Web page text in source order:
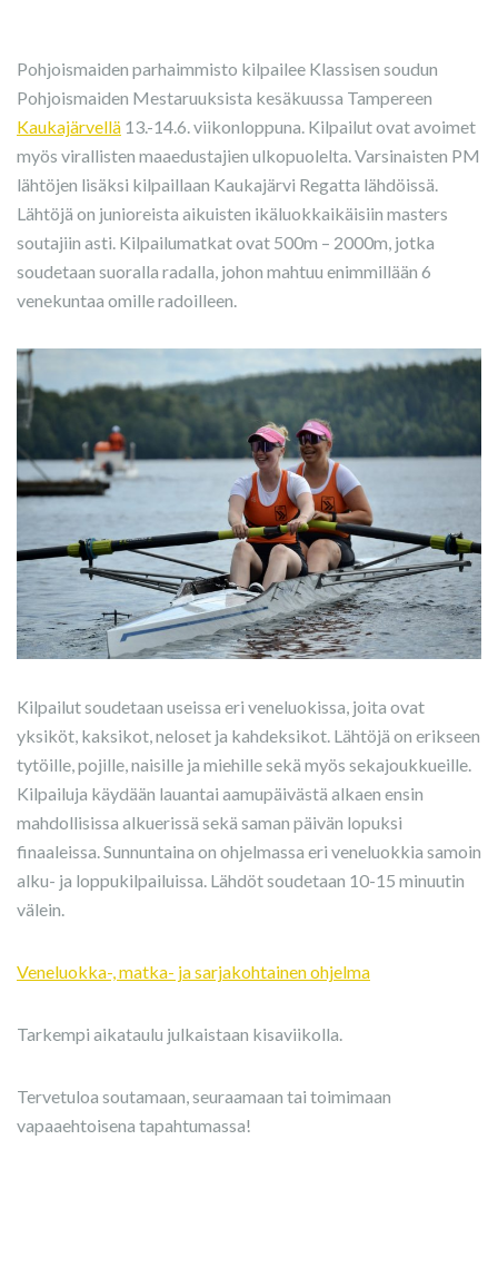
Pohjoismaiden parhaimmisto kilpailee Klassisen soudun
Pohjoismaiden Mestaruuksista kesäkuussa Tampereen
Kaukajärvellä 13.-14.6. viikonloppuna. Kilpailut ovat avoimet
myös virallisten maaedustajien ulkopuolelta. Varsinaisten PM
lähtöjen lisäksi kilpaillaan Kaukajärvi Regatta lähdöissä.
Lähtöjä on junioreista aikuisten ikäluokkaikäisiin masters
soutajiin asti. Kilpailumatkat ovat 500m – 2000m, jotka
soudetaan suoralla radalla, johon mahtuu enimmillään 6
venekuntaa omille radoilleen.
Kilpailut soudetaan useissa eri veneluokissa, joita ovat
yksiköt, kaksikot, neloset ja kahdeksikot. Lähtöjä on erikseen
tytöille, pojille, naisille ja miehille sekä myös sekajoukkueille.
Kilpailuja käydään lauantai aamupäivästä alkaen ensin
mahdollisissa alkuerissä sekä saman päivän lopuksi
finaaleissa. Sunnuntaina on ohjelmassa eri veneluokkia samoin
alku- ja loppukilpailuissa. Lähdöt soudetaan 10-15 minuutin
välein.
Veneluokka-, matka- ja sarjakohtainen ohjelma
Tarkempi aikataulu julkaistaan kisaviikolla.
Tervetuloa soutamaan, seuraamaan tai toimimaan
vapaaehtoisena tapahtumassa!